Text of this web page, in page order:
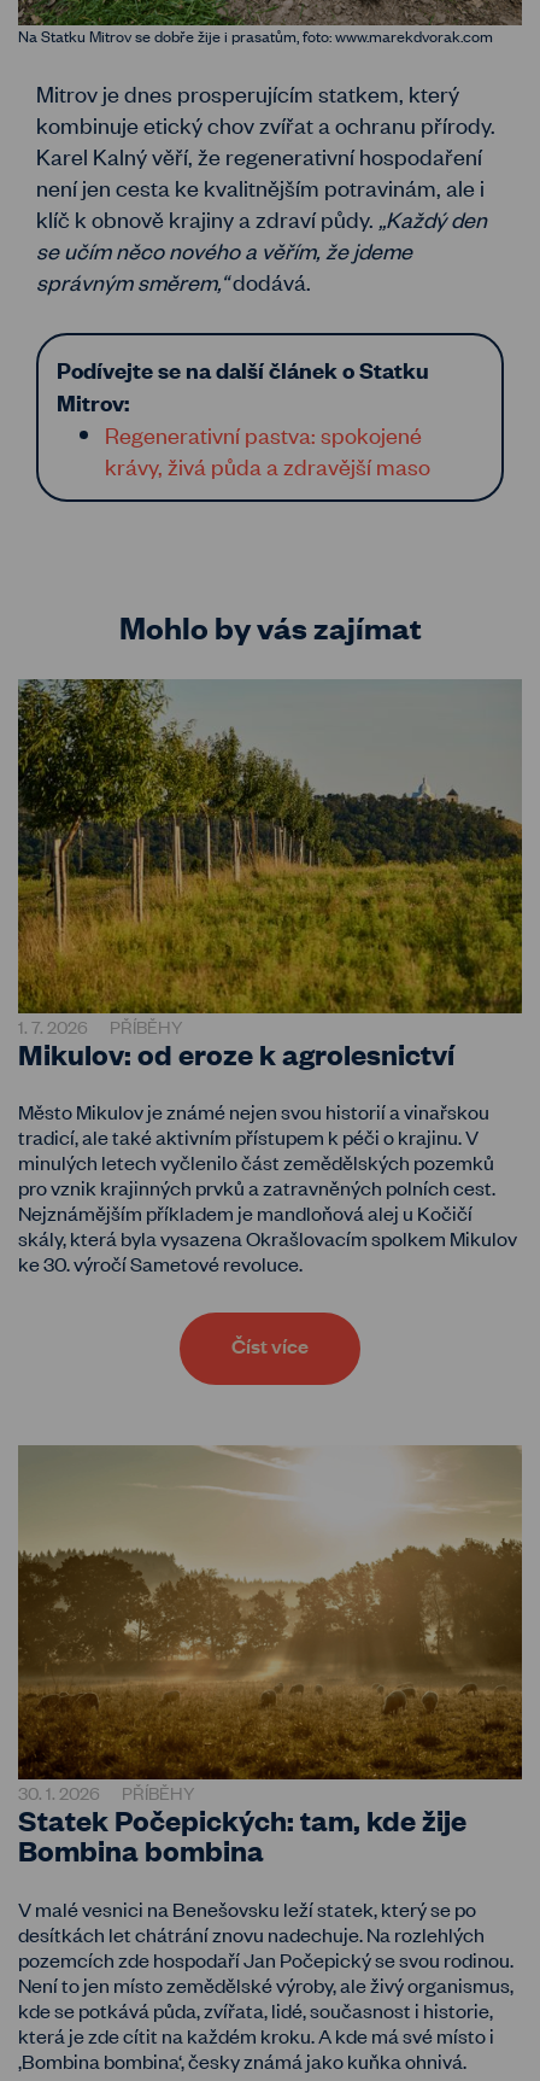
Na Statku Mitrov se dobře žije i prasatům, foto: www.marekdvorak.com
Mitrov je dnes prosperujícím statkem, který
kombinuje etický chov zvířat a ochranu přírody.
Karel Kalný věří, že regenerativní hospodaření
není jen cesta ke kvalitnějším potravinám, ale i
klíč k obnově krajiny a zdraví půdy. „Každý den
se učím něco nového a věřím, že jdeme
správným směrem,“dodává.
Podívejte se na další článek o Statku
Mitrov:
Regenerativní pastva: spokojené
krávy, živá půda a zdravější maso
Mohlo by vás zajímat
1. 7. 2026 PŘÍBĚHY
Mikulov: od eroze k agrolesnictví
Město Mikulov je známé nejen svou historií a vinařskou
tradicí, ale také aktivním přístupem k péči o krajinu. V
minulých letech vyčlenilo část zemědělských pozemků
pro vznik krajinných prvků a zatravněných polních cest.
Nejznámějším příkladem je mandloňová alej u Kočičí
skály, která byla vysazena Okrašlovacím spolkem Mikulov
ke 30. výročí Sametové revoluce.
Číst více
30. 1. 2026 PŘÍBĚHY
Statek Počepických: tam, kde žije
Bombina bombina
V malé vesnici na Benešovsku leží statek, který se po
desítkách let chátrání znovu nadechuje. Na rozlehlých
pozemcích zde hospodaří Jan Počepický se svou rodinou.
Není to jen místo zemědělské výroby, ale živý organismus,
kde se potkává půda, zvířata, lidé, současnost i historie,
která je zde cítit na každém kroku. A kde má své místo i
‚Bombina bombina‘, česky známá jako kuňka ohnivá.